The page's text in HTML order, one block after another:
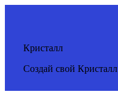
Кристалл
Создай свой Кристалл